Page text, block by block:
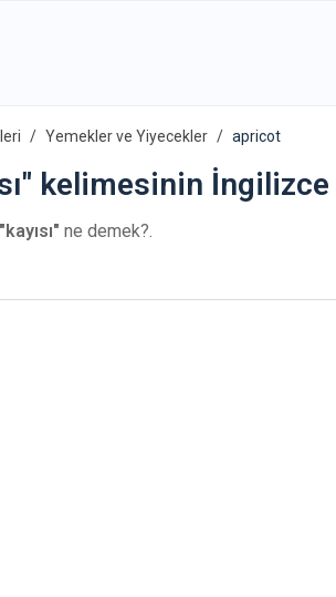
Yemekler ve Yiyecekler apricot
kelimesinin
"kayısı" ne demek?.